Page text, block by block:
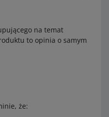
na temat
to opinia o samym
że: